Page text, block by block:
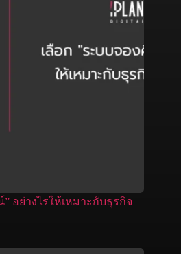
อย่างไรให้เหมาะกับธุรกิจ